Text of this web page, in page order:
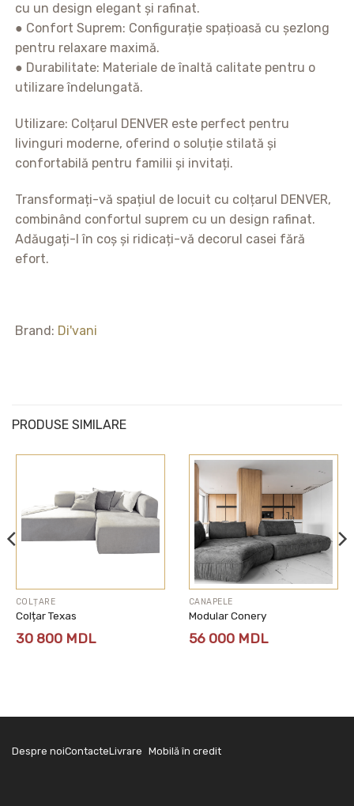
cu un design elegant și rafinat.
● Confort Suprem: Configurație spațioasă cu șezlong
pentru relaxare maximă.
● Durabilitate: Materiale de înaltă calitate pentru o
utilizare îndelungată.
Utilizare: Colțarul DENVER este perfect pentru
livinguri moderne, oferind o soluție stilată și
confortabilă pentru familii și invitați.
Transformați-vă spațiul de locuit cu colțarul DENVER,
combinând confortul suprem cu un design rafinat.
Adăugați-l în coș și ridicați-vă decorul casei fără
efort.
Brand: Di'vani
PRODUSE SIMILARE
COLȚARE
Colțar Texas
30 800 MDL
CANAPELE
Modular Conery
56 000 MDL
Despre noiContacteLivrare Mobilă în credit